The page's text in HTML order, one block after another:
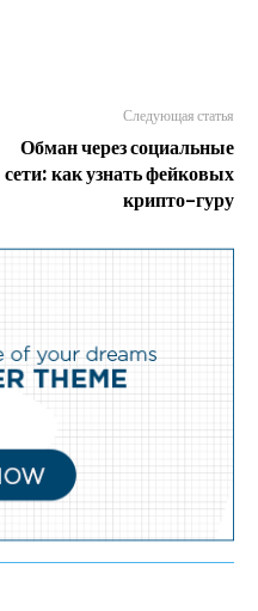
Следующая статья
Обман через социальные
сети: как узнать фейковых
крипто-гуру